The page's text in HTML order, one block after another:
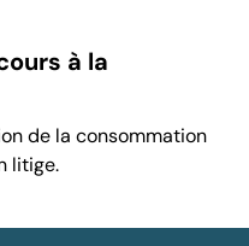
à la
de la consommation
litige.